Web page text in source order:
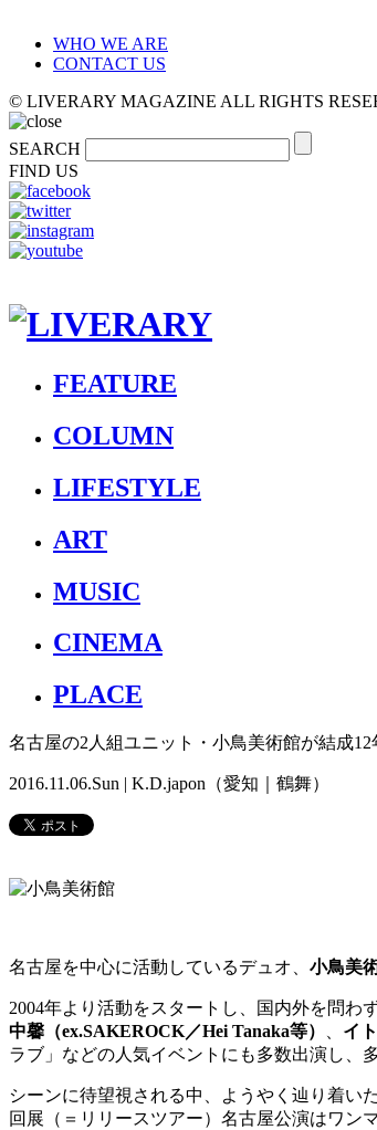
WHO WE ARE
CONTACT US
© LIVERARY MAGAZINE ALL RIGHTS
SEARCH
FIND US
FEATURE
COLUMN
LIFESTYLE
ART
MUSIC
CINEMA
PLACE
名古屋の2人組ユニット・小鳥美術館が結成
2016.11.06.Sun | K.D.japon（愛知｜鶴舞）
名古屋を中心に活動しているデュオ、 小鳥美
2004年より活動をスタートし、国内外を問わ
中馨（ex.SAKEROCK／Hei Tanaka等）
イ
ラブ」などの人気イベントにも多数出演し、
シーンに待望視される中、ようやく辿り着い
回展（＝リリースツアー）名古屋公演はワン